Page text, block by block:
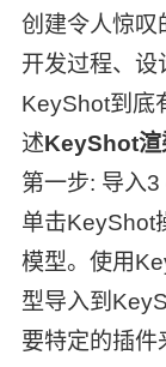
创建令人惊叹
开发过程、设
KeyShot到底
述KeyShot渲
第一步: 导入3
单击KeyShot
模型。使用
型导入到
要特定的插件